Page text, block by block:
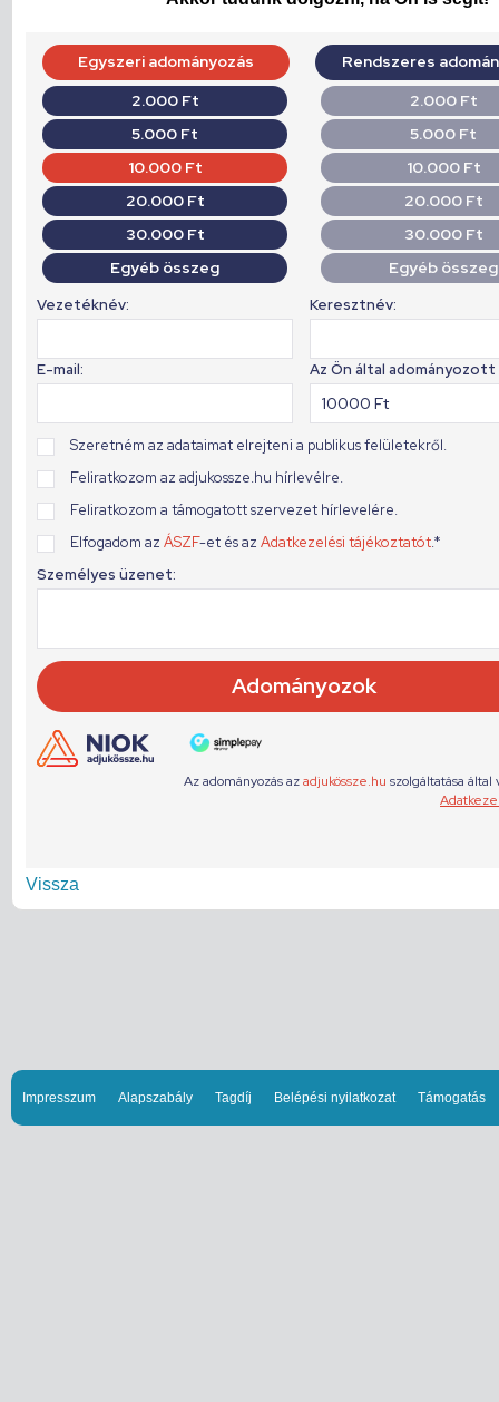
Vissza
Impresszum Alapszabály Tagdíj Belépési nyilatkozat Támogatás